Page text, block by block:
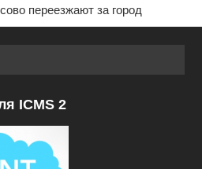
переезжают за город
ICMS 2